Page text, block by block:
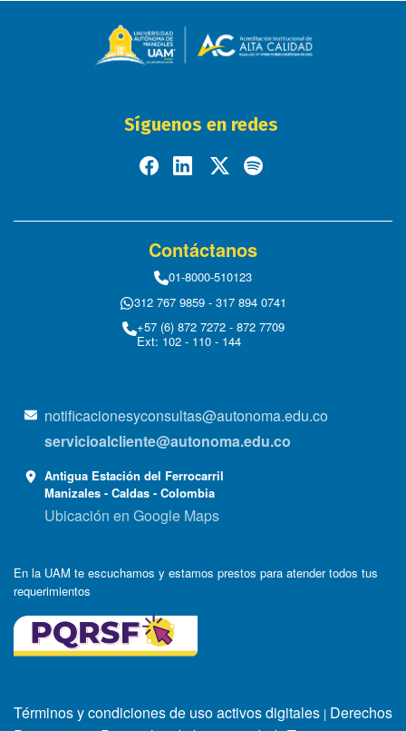
Síguenos en redes
Contáctanos
01-8000-510123
312 767 9859 - 317 894 0741
+57 (6) 872 7272 - 872 7709
Ext: 102 - 110 - 144
notificacionesyconsultas@autonoma.edu.co
servicioalcliente@autonoma.edu.co
Antigua Estación del Ferrocarril
Manizales - Caldas - Colombia
Ubicación en Google Maps
En la UAM te escuchamos y estamos prestos para atender todos tus
requerimientos
Términos y condiciones de uso activos digitales | Derechos